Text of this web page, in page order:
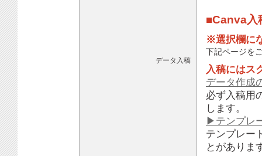
データ入稿
■Canva入
※選択欄に
下記ページを
入稿にはス
データ作成
必ず入稿用
します。
▶テンプレ
テンプレー
とがありま